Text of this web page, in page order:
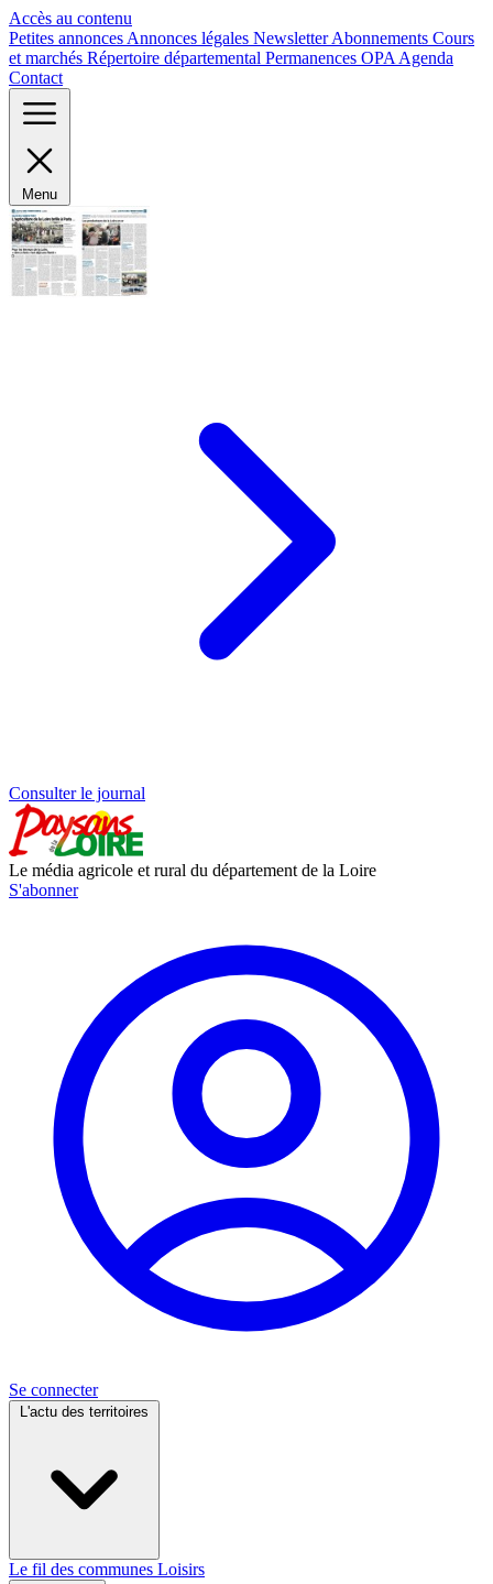
Accès au contenu
Petites annonces Annonces légales NewsletterAbonnements Cours
et marchés Répertoire départemental Permanences OPA Agenda
Contact
Menu
Consulter le journal
Le média agricole et rural du département de la Loire
S'abonner
Se connecter
L'actu des territoires
Le fil des communes Loisirs
Panneau de gestion des cookies